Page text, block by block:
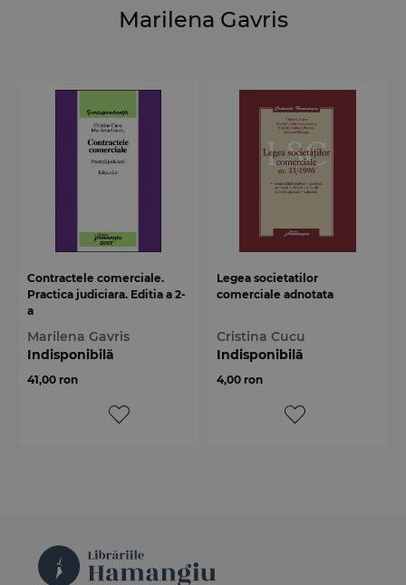
Marilena Gavris
Contractele comerciale.
Practica judiciara. Editia a 2-
a
Marilena Gavris
Indisponibilă
41,00 ron
Legea societatilor
comerciale adnotata
Cristina Cucu
Indisponibilă
4,00 ron